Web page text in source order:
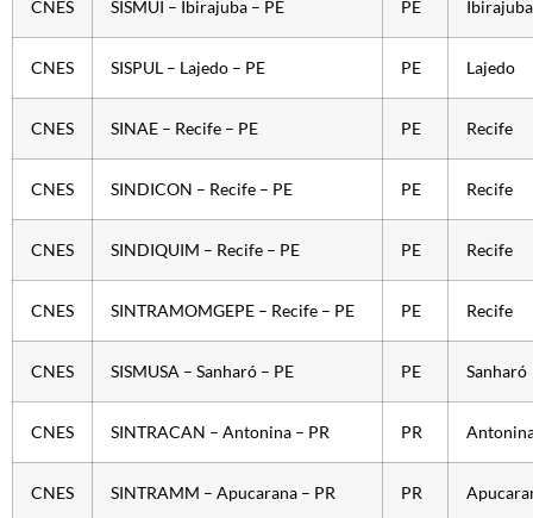
CNES SISMUI – Ibirajuba – PE PE Ibirajuba
CNES SISPUL – Lajedo – PE PE Lajedo
CNES SINAE – Recife – PE PE Recife
CNES SINDICON – Recife – PE PE Recife
CNES SINDIQUIM – Recife – PE PE Recife
CNES SINTRAMOMGEPE – Recife – PE PE Recife
CNES SISMUSA – Sanharó – PE PE Sanharó
CNES SINTRACAN – Antonina – PR PR
CNES SINTRAMM – Apucarana – PR PR